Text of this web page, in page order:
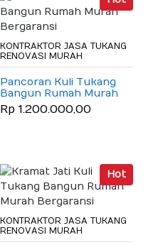
KONTRAKTOR JASA TUKANG
RENOVASI MURAH
Pancoran Kuli Tukang
Bangun Rumah Murah
Bergaransi
Rp 1.200.000,00
Hot
KONTRAKTOR JASA TUKANG
RENOVASI MURAH